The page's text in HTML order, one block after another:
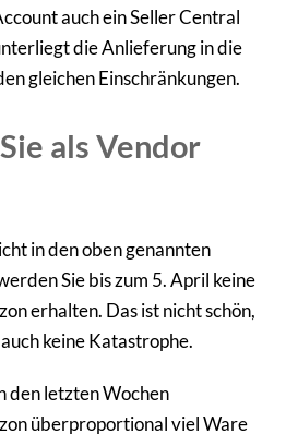
auch ein Seller Central
die Anlieferung in die
gleichen Einschränkungen.
als Vendor
in den oben genannten
Sie bis zum 5. April keine
erhalten. Das ist nicht schön,
keine Katastrophe.
den letzten Wochen
überproportional viel Ware